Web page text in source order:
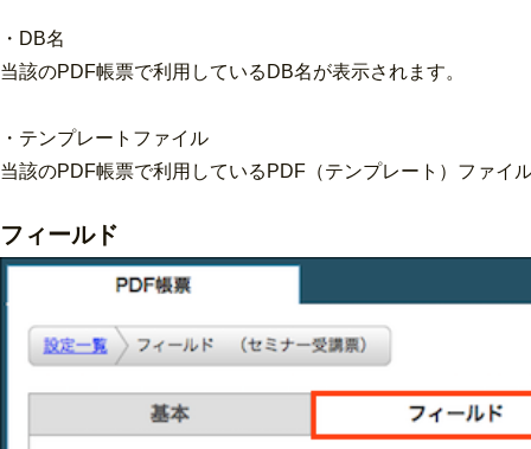
・DB名
当該のPDF帳票で利用しているDB名が表示されます。
・テンプレートファイル
当該のPDF帳票で利用しているPDF（テンプレート）ファイ
フィールド